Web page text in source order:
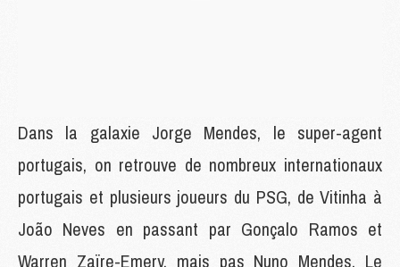
Dans la galaxie Jorge Mendes, le super-agent
portugais, on retrouve de nombreux internationaux
portugais et plusieurs joueurs du PSG, de Vitinha à
João Neves en passant par Gonçalo Ramos et
Warren Zaïre-Emery, mais pas Nuno Mendes. Le